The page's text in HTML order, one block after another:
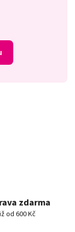
zdarma
od 600 Kč